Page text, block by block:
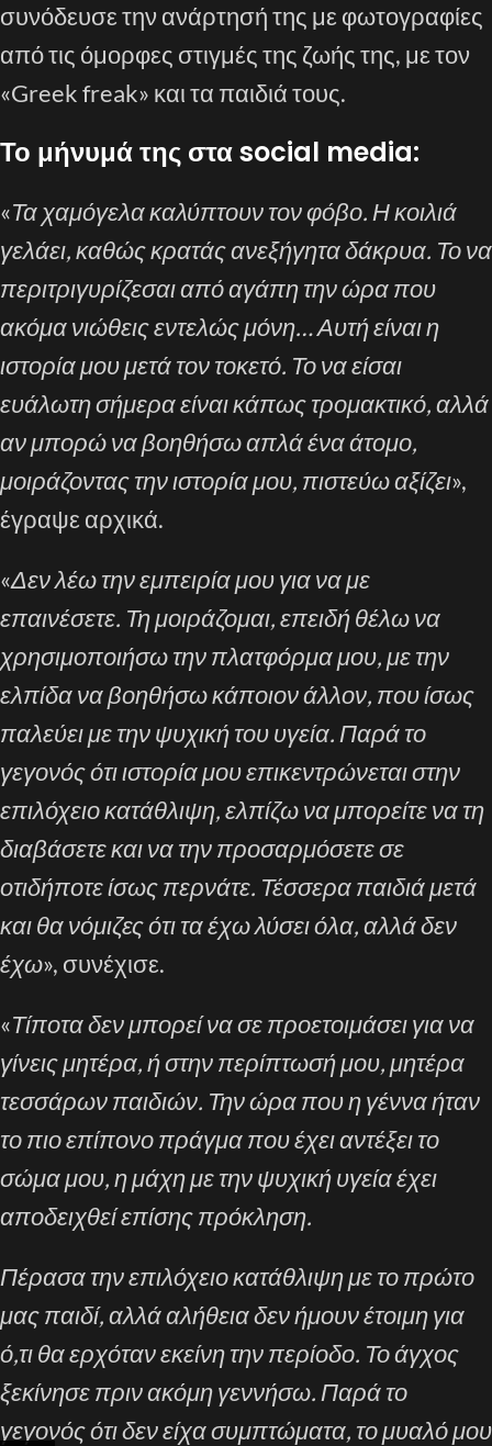
συνόδευσε την ανάρτησή της με φωτογραφίες
από τις όμορφες στιγμές της ζωής της, με τον
«Greek freak» και τα παιδιά τους.
Το μήνυμά της στα social media:
«Τα χαμόγελα καλύπτουν τον φόβο. Η κοιλιά
γελάει, καθώς κρατάς ανεξήγητα δάκρυα. Το να
περιτριγυρίζεσαι από αγάπη την ώρα που
ακόμα νιώθεις εντελώς μόνη… Αυτή είναι η
ιστορία μου μετά τον τοκετό. Το να είσαι
ευάλωτη σήμερα είναι κάπως τρομακτικό, αλλά
αν μπορώ να βοηθήσω απλά ένα άτομο,
μοιράζοντας την ιστορία μου, πιστεύω αξίζει»,
έγραψε αρχικά.
«Δεν λέω την εμπειρία μου για να με
επαινέσετε. Τη μοιράζομαι, επειδή θέλω να
χρησιμοποιήσω την πλατφόρμα μου, με την
ελπίδα να βοηθήσω κάποιον άλλον, που ίσως
παλεύει με την ψυχική του υγεία. Παρά το
γεγονός ότι ιστορία μου επικεντρώνεται στην
επιλόχειο κατάθλιψη, ελπίζω να μπορείτε να τη
διαβάσετε και να την προσαρμόσετε σε
οτιδήποτε ίσως περνάτε. Τέσσερα παιδιά μετά
και θα νόμιζες ότι τα έχω λύσει όλα, αλλά δεν
έχω», συνέχισε.
«Τίποτα δεν μπορεί να σε προετοιμάσει για να
γίνεις μητέρα, ή στην περίπτωσή μου, μητέρα
τεσσάρων παιδιών. Την ώρα που η γέννα ήταν
το πιο επίπονο πράγμα που έχει αντέξει το
σώμα μου, η μάχη με την ψυχική υγεία έχει
αποδειχθεί επίσης πρόκληση.
Πέρασα την επιλόχειο κατάθλιψη με το πρώτο
μας παιδί, αλλά αλήθεια δεν ήμουν έτοιμη για
ό,τι θα ερχόταν εκείνη την περίοδο. Το άγχος
ξεκίνησε πριν ακόμη γεννήσω. Παρά το
γεγονός ότι δεν είχα συμπτώματα, το μυαλό μου